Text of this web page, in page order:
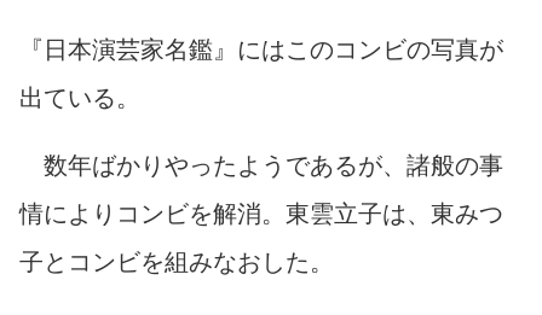
『日本演芸家名鑑』にはこのコンビの写真が
出ている。
数年ばかりやったようであるが、諸般の事
情によりコンビを解消。東雲立子は、東みつ
子とコンビを組みなおした。